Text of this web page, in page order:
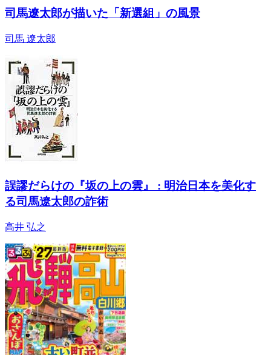
司馬遼太郎が描いた「新選組」の風景
司馬 遼太郎
誤謬だらけの『坂の上の雲』 : 明治日本を美化す
る司馬遼太郎の詐術
高井 弘之